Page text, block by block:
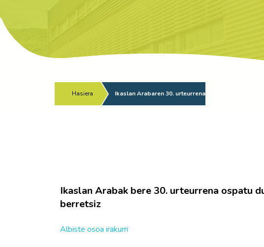
Hasiera Ikaslan Arabaren 30. urteurrena
Ikaslan Arabak bere 30. urteurrena ospatu
berretsiz
Albiste osoa irakurri